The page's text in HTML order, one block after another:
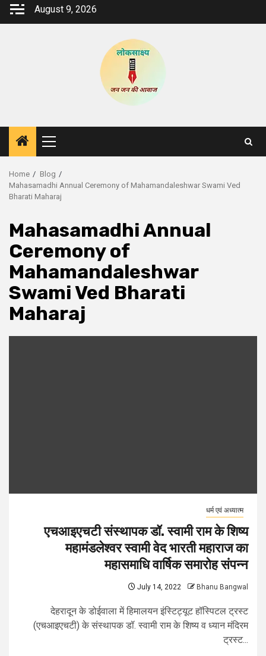
Skip
August 9, 2026
Primary
Menu
Home
Blog
Mahasamadhi Annual Ceremony of Mahamandaleshwar Swami Ved
Bharati Maharaj
Mahasamadhi Annual
Ceremony of
Mahamandaleshwar
Swami Ved Bharati
Maharaj
धर्म एवं अध्यात्म
एचआइएचटी संस्थापक डॉ. स्वामी राम के शिष्य
महामंडलेश्वर स्वामी वेद भारती महाराज का
महासमाधि वार्षिक समारोह संपन्न
July 14, 2022 Bhanu Bangwal
देहरादून के डोईवाला में हिमालयन इंस्टिट्यूट हॉस्पिटल ट्रस्ट
(एचआइएचटी) के संस्थापक डॉ. स्वामी राम के शिष्य व ध्यान मंदिरम
ट्रस्ट...